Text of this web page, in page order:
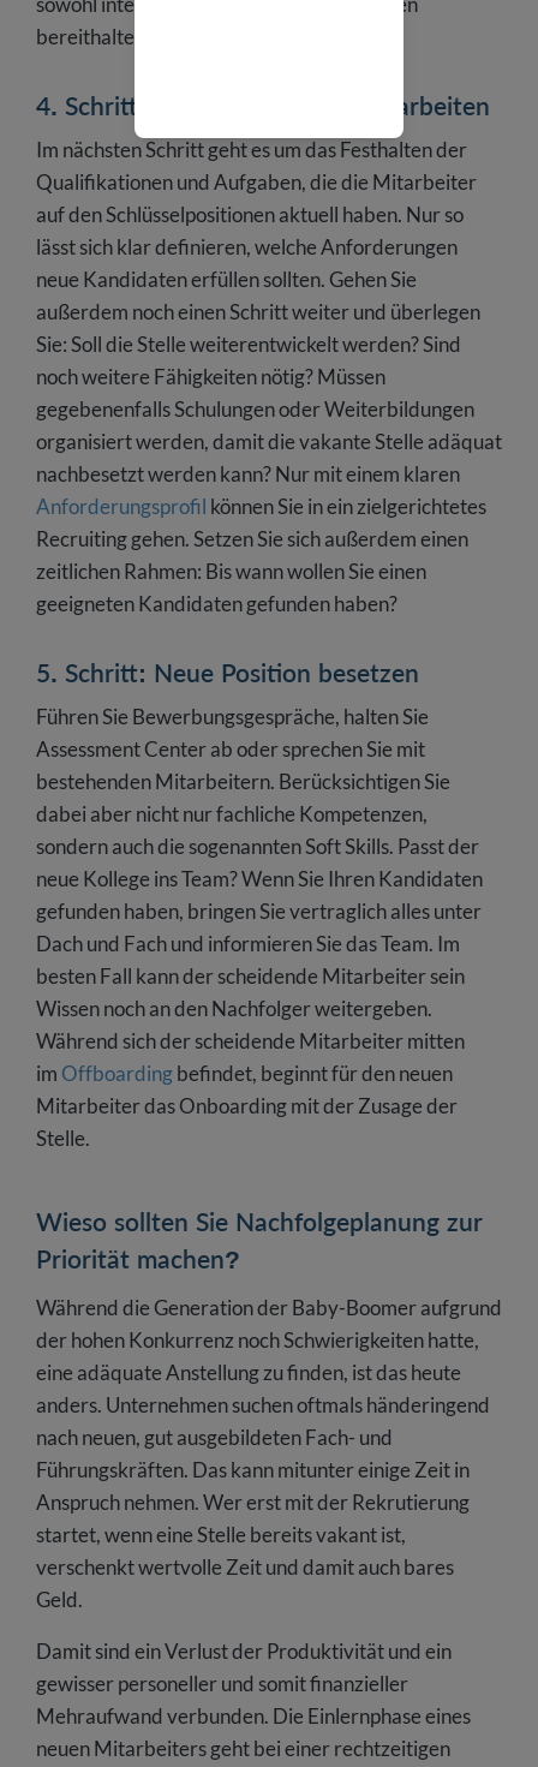
bereithalten.
4. Schritt: Anforderungsprofil erarbeiten
Im nächsten Schritt geht es um das Festhalten der
Qualifikationen und Aufgaben, die die Mitarbeiter
auf den Schlüsselpositionen aktuell haben. Nur so
lässt sich klar definieren, welche Anforderungen
neue Kandidaten erfüllen sollten. Gehen Sie
außerdem noch einen Schritt weiter und überlegen
Sie: Soll die Stelle weiterentwickelt werden? Sind
noch weitere Fähigkeiten nötig? Müssen
gegebenenfalls Schulungen oder Weiterbildungen
organisiert werden, damit die vakante Stelle adäquat
nachbesetzt werden kann? Nur mit einem klaren
Anforderungsprofil können Sie in ein zielgerichtetes
Recruiting gehen. Setzen Sie sich außerdem einen
zeitlichen Rahmen: Bis wann wollen Sie einen
geeigneten Kandidaten gefunden haben?
5. Schritt: Neue Position besetzen
Führen Sie Bewerbungsgespräche, halten Sie
Assessment Center ab oder sprechen Sie mit
bestehenden Mitarbeitern. Berücksichtigen Sie
dabei aber nicht nur fachliche Kompetenzen,
sondern auch die sogenannten Soft Skills. Passt der
neue Kollege ins Team? Wenn Sie Ihren Kandidaten
gefunden haben, bringen Sie vertraglich alles unter
Dach und Fach und informieren Sie das Team. Im
besten Fall kann der scheidende Mitarbeiter sein
Wissen noch an den Nachfolger weitergeben.
Während sich der scheidende Mitarbeiter mitten
im Offboardingbefindet, beginnt für den neuen
Mitarbeiter das Onboarding mit der Zusage der
Stelle.
Wieso sollten Sie Nachfolgeplanung zur
Priorität machen?
Während die Generation der Baby-Boomer aufgrund
der hohen Konkurrenz noch Schwierigkeiten hatte,
eine adäquate Anstellung zu finden, ist das heute
anders. Unternehmen suchen oftmals händeringend
nach neuen, gut ausgebildeten Fach- und
Führungskräften. Das kann mitunter einige Zeit in
Anspruch nehmen. Wer erst mit der Rekrutierung
startet, wenn eine Stelle bereits vakant ist,
verschenkt wertvolle Zeit und damit auch bares
Geld.
Damit sind ein Verlust der Produktivität und ein
gewisser personeller und somit finanzieller
Mehraufwand verbunden. Die Einlernphase eines
neuen Mitarbeiters geht bei einer rechtzeitigen